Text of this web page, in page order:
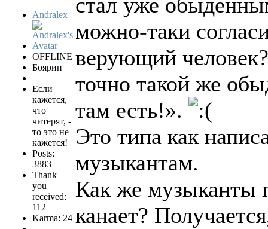
Andralex
OFFLINE
Боярин
Если
кажется,
что
читерят, -
то это не
кажется!
Posts:
3883
Thank
you
received:
112
Karma: 24
стал уже
можно-таки
верующий
точно такой же
там есть!».
Это типа как
музыкантам.
Как же музыканты
канает?